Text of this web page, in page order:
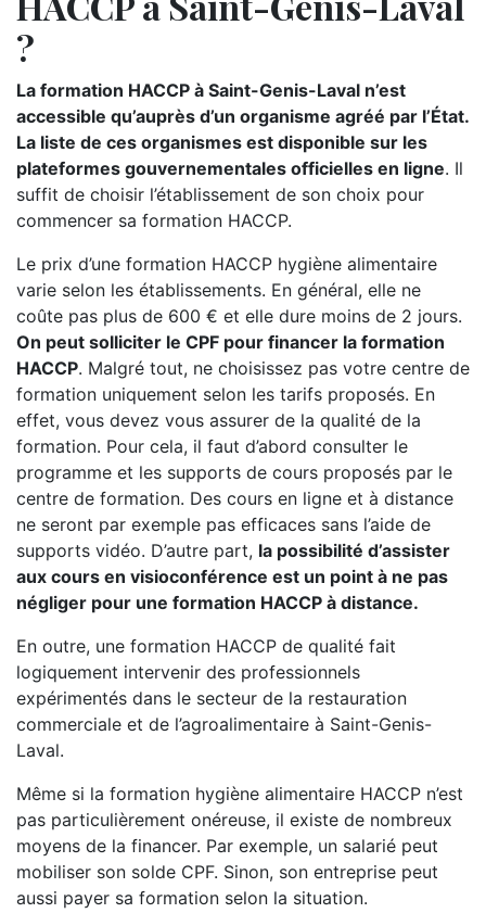
?
La formation HACCP à Saint-Genis-Laval n’est
accessible qu’auprès d’un organisme agréé par l’État.
La liste de ces organismes est disponible sur les
plateformes gouvernementales officielles en ligne. Il
suffit de choisir l’établissement de son choix pour
commencer sa formation HACCP.
Le prix d’une formation HACCP hygiène alimentaire
varie selon les établissements. En général, elle ne
coûte pas plus de 600 € et elle dure moins de 2 jours.
On peut solliciter le CPF pour financer la formation
HACCP. Malgré tout, ne choisissez pas votre centre de
formation uniquement selon les tarifs proposés. En
effet, vous devez vous assurer de la qualité de la
formation. Pour cela, il faut d’abord consulter le
programme et les supports de cours proposés par le
centre de formation. Des cours en ligne et à distance
ne seront par exemple pas efficaces sans l’aide de
supports vidéo. D’autre part, la possibilité d’assister
aux cours en visioconférence est un point à ne pas
négliger pour une formation HACCP à distance.
En outre, une formation HACCP de qualité fait
logiquement intervenir des professionnels
expérimentés dans le secteur de la restauration
commerciale et de l’agroalimentaire à Saint-Genis-
Laval.
Même si la formation hygiène alimentaire HACCP n’est
pas particulièrement onéreuse, il existe de nombreux
moyens de la financer. Par exemple, un salarié peut
mobiliser son solde CPF. Sinon, son entreprise peut
aussi payer sa formation selon la situation.